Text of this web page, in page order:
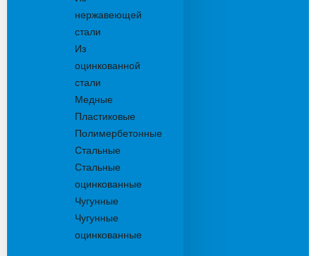
нержавеющей
стали
Из
оцинкованной
стали
Медные
Пластиковые
Полимербетонные
Стальные
Стальные
оцинкованные
Чугунные
Чугунные
оцинкованные